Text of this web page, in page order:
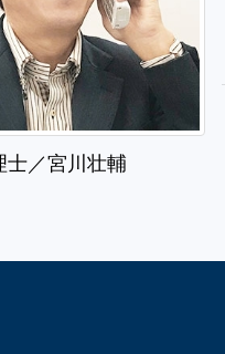
士／宮川壮輔